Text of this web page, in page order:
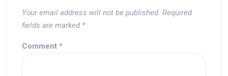
Your email address will not be published. Required
fields are marked *
Comment *